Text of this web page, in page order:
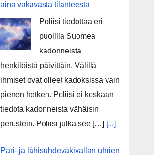
aina vakavasta tilanteesta
Poliisi tiedottaa eri
puolilla Suomea
kadonneista
henkilöistä päivittäin. Välillä
ihmiset ovat olleet kadoksissa vain
pienen hetken. Poliisi ei koskaan
tiedota kadonneista vähäisin
perustein. Poliisi julkaisee […] [...]
Pari- ja lähisuhdeväkivallan uhrien